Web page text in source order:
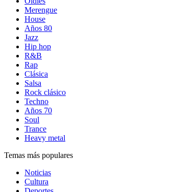
Merengue
House
Años 80
Jazz
Hip hop
R&B
Rap
Clásica
Salsa
Rock clásico
Techno
Años 70
Soul
Trance
Heavy metal
Temas más populares
Noticias
Cultura